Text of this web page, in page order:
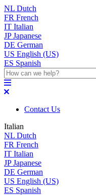
NL Dutch
FR French
IT Italian
JP Japanese
DE German
US English (US)
ES Spanish
Contact Us
Italian
NL Dutch
FR French
IT Italian
JP Japanese
DE German
US English (US)
ES Spanish